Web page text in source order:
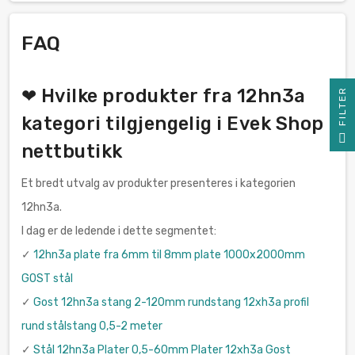
FAQ
❤ Hvilke produkter fra 12hn3a
kategori tilgjengelig i Evek Shop
nettbutikk
Et bredt utvalg av produkter presenteres i kategorien
12hn3a.
I dag er de ledende i dette segmentet:
✓ 12hn3a plate fra 6mm til 8mm plate 1000x2000mm
GOST stål
✓ Gost 12hn3a stang 2-120mm rundstang 12xh3a profil
rund stålstang 0,5-2 meter
✓ Stål 12hn3a Plater 0,5-60mm Plater 12xh3a Gost
R